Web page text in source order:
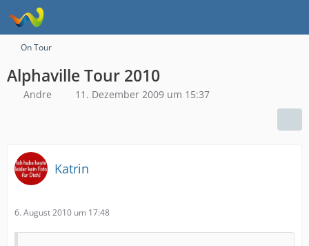
On Tour
Alphaville Tour 2010
Andre 11. Dezember 2009 um 15:37
Katrin
6. August 2010 um 17:48